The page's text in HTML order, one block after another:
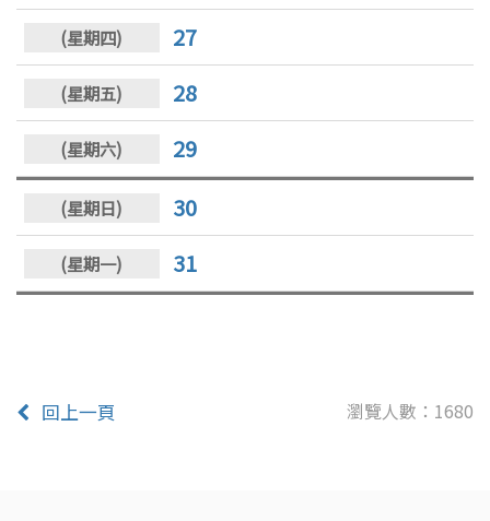
27
28
29
30
31
回上一頁 瀏覽人數：1680